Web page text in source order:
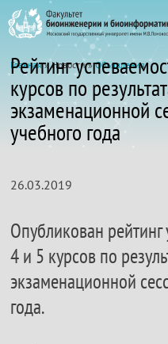
Главная» Новости »Объявления
Рейтинг
курсов по
экзаменационной
учебного года
26.03.2019
Опубликован рейтинг
4 и 5 курсов по
экзаменационной
года.